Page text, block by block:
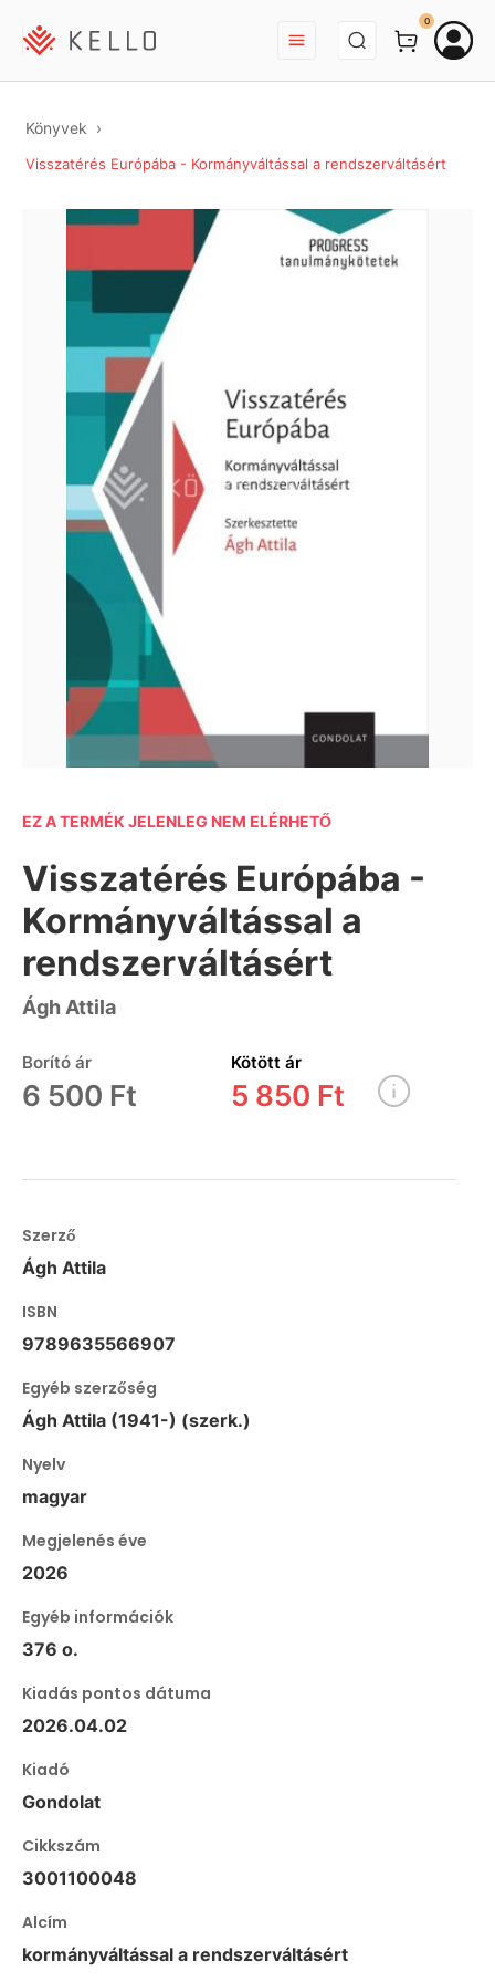
BEJELENTKEZÉS
0
Könyvek
Visszatérés Európába - Kormányváltással a rendszerváltásért
EZ A TERMÉK JELENLEG NEM ELÉRHETŐ
Visszatérés Európába -
Kormányváltással a
rendszerváltásért
Ágh Attila
Borító ár
6 500 Ft
Kötött ár
5 850 Ft
Szerző
Ágh Attila
ISBN
9789635566907
Egyéb szerzőség
Ágh Attila (1941-) (szerk.)
Nyelv
magyar
Megjelenés éve
2026
Egyéb információk
376 o.
Kiadás pontos dátuma
2026.04.02
Kiadó
Gondolat
Cikkszám
3001100048
Alcím
kormányváltással a rendszerváltásért